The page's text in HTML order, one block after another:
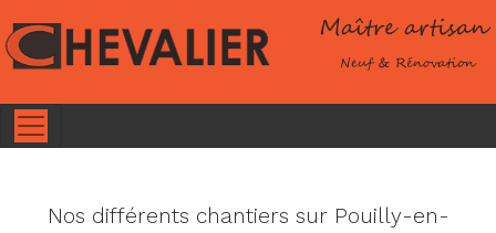
Nos différents chantiers sur Pouilly-en-